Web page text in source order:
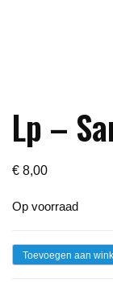
Lp –
€ 8,00
Op voorraad
LpToevoegen aan